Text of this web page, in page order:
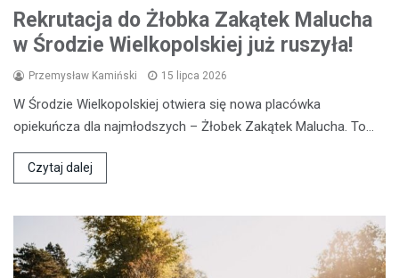
Rekrutacja do Żłobka Zakątek Malucha
w Środzie Wielkopolskiej już ruszyła!
Przemysław Kamiński 15 lipca 2026
W Środzie Wielkopolskiej otwiera się nowa placówka
opiekuńcza dla najmłodszych – Żłobek Zakątek Malucha. To…
Czytaj dalej